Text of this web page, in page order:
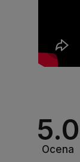
5.0
Ocena